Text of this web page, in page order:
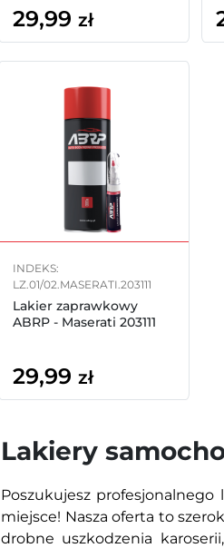
29,99 zł
INDEKS:
LZ.01/02.MASERATI.203111
Lakier zaprawkowy
ABRP - Maserati 203111
29,99 zł
Lakiery
Poszukujesz profesjonalnego
miejsce! Nasza oferta to
drobne uszkodzenia